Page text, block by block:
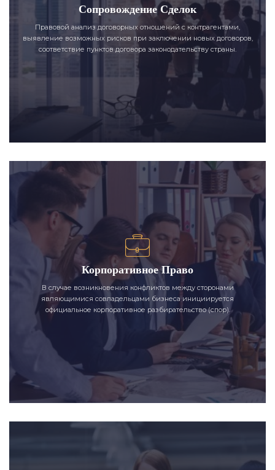
Сопровождение Сделок
Правовой анализ договорных отношений с контрагентами,
выявление возможных рисков при заключении новых договоров,
соответствие пунктов договора законодательству страны.
Корпоративное Право
В случае возникновения конфликтов между сторонами
являющимися совладельцами бизнеса инициируется
официальное корпоративное разбирательство (спор).